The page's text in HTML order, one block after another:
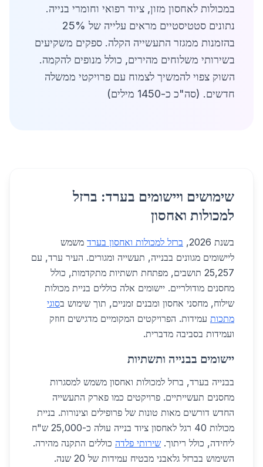
במכולות לאחסון מזון, ציוד רפואי וחומרי בנייה.
נתונים סטטיסטיים מראים עלייה של 25%
בהזמנות ממגזר התעשייה הקלה. ספקים משקיעים
בשירותי משלוחים מהירים, כולל מנופים להקמה.
השוק צפוי להמשיך לצמוח עם פרויקטי ממשלה
חדשים. (סה"כ כ-1450 מילים)
שימושים ויישומים בערד: ברזל
למכולות ואחסון
בשנת 2026, ברזל למכולות ואחסון בערד משמש
ליישומים מגוונים בבנייה, תעשייה ומגורים. העיר ערד, עם
25,257 תושבים, מפתחת תשתיות מתקדמות, כולל
מחסנים מודולריים. יישומים אלה כוללים בניית מכולות
שילוח, מחסני אחסון ומבנים זמניים, תוך שימוש בסוגי
מתכות עמידות. הפרויקטים המקומיים מדגישים חוזק
ועמידות בסביבה מדברית.
יישומים בבנייה ותשתיות
בבנייה בערד, ברזל למכולות ואחסון משמש למסגרות
מחסנים תעשייתיים. פרויקטים כמו פארק התעשייה
החדש דורשים מאות טונות של פרופילים וצינורות. בניית
מכולות 40 רגל לאחסון ציוד בנייה עולה כ-25,000 ש"ח
ליחידה, כולל ריתוך. שירותי פלדה כוללים התקנה מהירה.
השימוש בברזל גלאבני מבטיח עמידות של 20 שנה.